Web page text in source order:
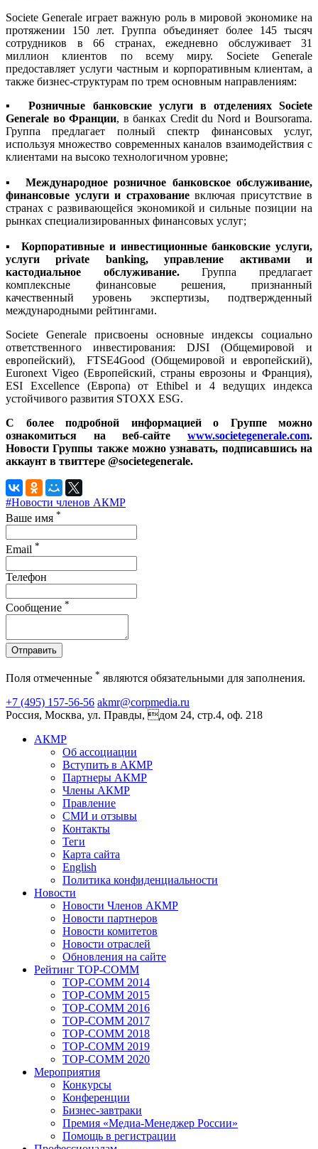
Societe Generale играет важную роль в мировой экономике на
протяжении 150 лет. Группа объединяет более 145 тысяч
сотрудников в 66 странах, ежедневно обслуживает 31
миллион клиентов по всему миру. Societe Generale
предоставляет услуги частным и корпоративным клиентам, а
также бизнес-структурам по трем основным направлениям:
▪Розничные банковские услуги в отделениях Societe
Generale во Франции, в банках Credit du Nord и Boursorama.
Группа предлагает полный спектр финансовых услуг,
используя множество современных каналов взаимодействия с
клиентами на высоко технологичном уровне;
▪ Международное розничное банковское обслуживание,
финансовые услуги и страхованиевключая присутствие в
странах с развивающейся экономикой и сильные позиции на
рынках специализированных финансовых услуг;
▪Корпоративные и инвестиционные банковские услуги,
услуги private banking, управление активами и
кастодиальное обслуживание.Группа предлагает
комплексные финансовые решения, признанный
качественный уровень экспертизы, подтвержденный
международными рейтингами.
Societe Generale присвоены основные индексы социально
ответственного инвестирования: DJSI (Общемировой и
европейский), FTSE4Good (Общемировой и европейский),
Euronext Vigeo (Европейский, страны еврозоны и Франция),
ESI Excellence (Европа) от Ethibel и 4 ведущих индекса
устойчивого развития STOXX ESG.
С более подробной информацией о Группе можно
ознакомиться на веб-сайте www.societegenerale.com.
Новости Группы также можно узнавать, подписавшись на
аккаунт в твиттере @societegenerale.
#Новости членов АКМР
Ваше имя *
Email *
Телефон
Сообщение *
Отправить
Поля отмеченные * являются обязательными для заполнения.
+7 (495) 157-56-56 akmr@corpmedia.ru
Россия, Москва, ул. Правды, дом 24, стр.4, оф. 218
АКМР
Об ассоциации
Вступить в АКМР
Партнеры АКМР
Члены АКМР
Правление
СМИ и отзывы
Контакты
Теги
Карта сайта
English
Политика конфиденциальности
Новости
Новости Членов АКМР
Новости партнеров
Новости комитетов
Новости отраслей
Обновления на сайте
Рейтинг TOP-COMM
TOP-COMM 2014
TOP-COMM 2015
TOP-COMM 2016
TOP-COMM 2017
TOP-COMM 2018
TOP-COMM 2019
TOP-COMM 2020
Мероприятия
Конкурсы
Конференции
Бизнес-завтраки
Премия «Медиа-Менеджер России»
Помощь в регистрации